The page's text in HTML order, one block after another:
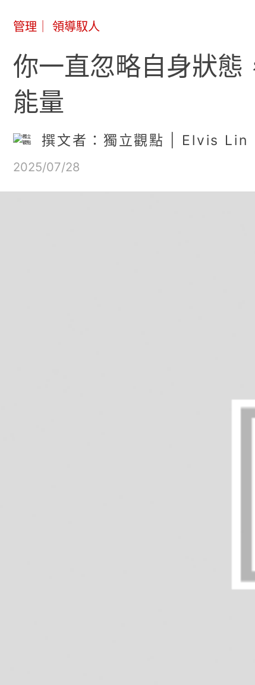
管理 領導馭人
你一直忽略自身狀態
能量
撰文者：獨立觀點 | Elvis Lin
2025/07/28